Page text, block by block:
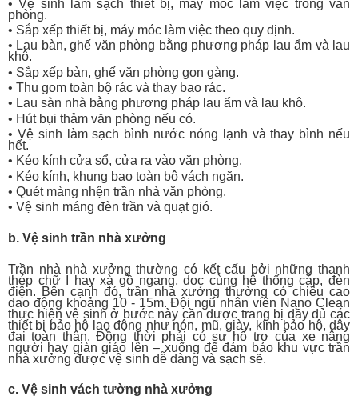
• Vệ sinh làm sạch thiết bị, máy móc làm việc trong văn
phòng.
• Sắp xếp thiết bị, máy móc làm việc theo quy định.
• Lau bàn, ghế văn phòng bằng phương pháp lau ẩm và lau
khô.
• Sắp xếp bàn, ghế văn phòng gọn gàng.
• Thu gom toàn bộ rác và thay bao rác.
• Lau sàn nhà bằng phương pháp lau ẩm và lau khô.
• Hút bụi thảm văn phòng nếu có.
• Vệ sinh làm sạch bình nước nóng lạnh và thay bình nếu
hết.
• Kéo kính cửa sổ, cửa ra vào văn phòng.
• Kéo kính, khung bao toàn bộ vách ngăn.
• Quét màng nhện trần nhà văn phòng.
• Vệ sinh máng đèn trần và quạt gió.
b. Vệ sinh trần nhà xưởng
Trần nhà nhà xưởng thường có kết cấu bởi những thanh
thép chữ I hay xà gồ ngang, dọc cùng hệ thống cáp, đèn
điện. Bên cạnh đó, trần nhà xưởng thường có chiều cao
dao động khoảng 10 - 15m. Đội ngũ nhân viên Nano Clean
thực hiện vệ sinh ở bước này cần được trang bị đầy đủ các
thiết bị bảo hộ lao động như nón, mũ, giày, kính bảo hộ, dây
đai toàn thân. Đồng thời phải có sự hỗ trợ của xe nâng
người hay giàn giáo lên – xuống để đảm bảo khu vực trần
nhà xưởng được vệ sinh dễ dàng và sạch sẽ.
c. Vệ sinh vách tường nhà xưởng